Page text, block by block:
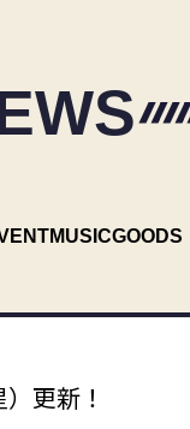
MUSICGOODS
更新！